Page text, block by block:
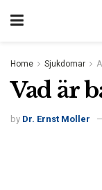
Home Sjukdomar
Vad är
by Dr. Ernst Moller